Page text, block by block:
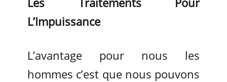
L’Impuissance
L’avantage pour nous les
hommes c’est que nous pouvons